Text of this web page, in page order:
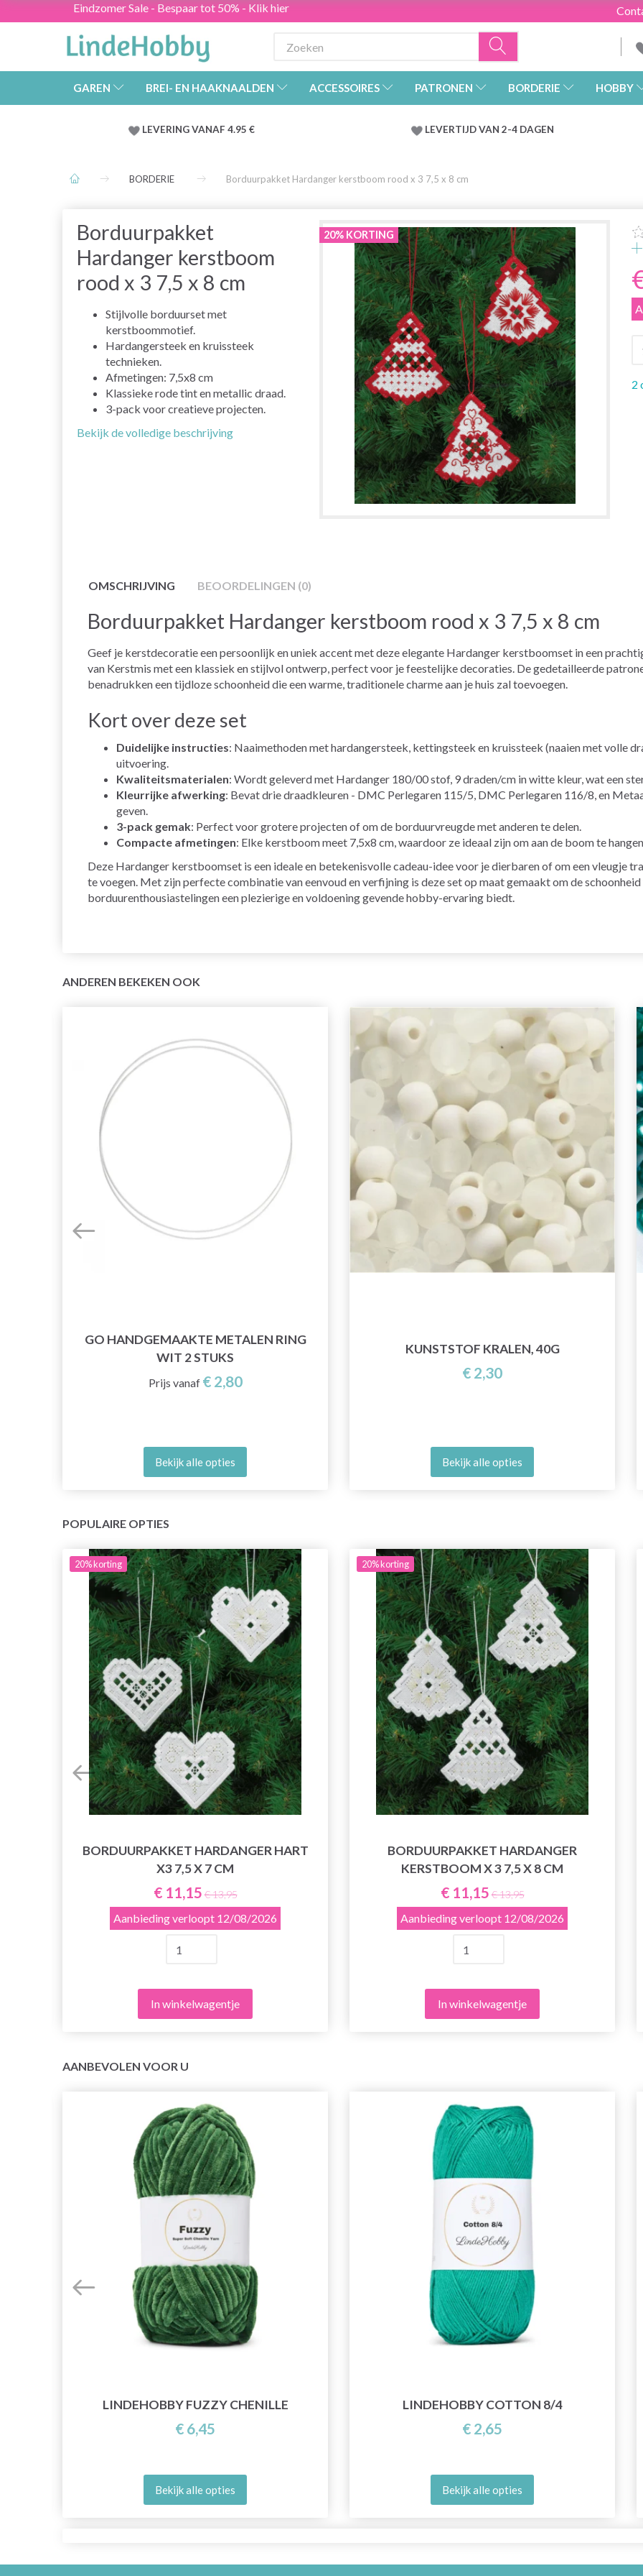
Eindzomer Sale - Bespaar tot 50% - Klik hier
GAREN BREI- EN HAAKNAALDEN ACCESSOIRES PATRONEN BORDERIE HOBBY
LEVERING VANAF 4.95 € LEVERTIJD VAN 2-4 DAGEN
BORDERIE Borduurpakket Hardanger kerstboom rood x 3 7,5 x 8 cm
Borduurpakket
Hardanger kerstboom
rood x 3 7,5 x 8 cm
Stijlvolle borduurset met
kerstboommotief.
Hardangersteek en kruissteek
technieken.
Afmetingen: 7,5x8 cm
Klassieke rode tint en metallic draad.
3-pack voor creatieve projecten.
Bekijk de volledige beschrijving
20% KORTING
2
OMSCHRIJVING BEOORDELINGEN (0)
Borduurpakket Hardanger kerstboom rood x 3 7,5 x 8 cm
Geef je kerstdecoratie een persoonlijk en uniek accent met deze elegante Hardanger kerstboomset in een
van Kerstmis met een klassiek en stijlvol ontwerp, perfect voor je feestelijke decoraties. De gedetailleerde
benadrukken een tijdloze schoonheid die een warme, traditionele charme aan je huis zal toevoegen.
Kort over deze set
Duidelijke instructies: Naaimethoden met hardangersteek, kettingsteek en kruissteek (naaien met volle
uitvoering.
Kwaliteitsmaterialen: Wordt geleverd met Hardanger 180/00 stof, 9 draden/cm in witte kleur, wat een
Kleurrijke afwerking: Bevat drie draadkleuren - DMC Perlegaren 115/5, DMC Perlegaren 116/8, en
geven.
3-pack gemak: Perfect voor grotere projecten of om de borduurvreugde met anderen te delen.
Compacte afmetingen: Elke kerstboom meet 7,5x8 cm, waardoor ze ideaal zijn om aan de boom te
Deze Hardanger kerstboomset is een ideale en betekenisvolle cadeau-idee voor je dierbaren of om een vleugje
te voegen. Met zijn perfecte combinatie van eenvoud en verfijning is deze set op maat gemaakt om de
borduurenthousiastelingen een plezierige en voldoening gevende hobby-ervaring biedt.
ANDEREN BEKEKEN OOK
GO HANDGEMAAKTE METALEN RING
WIT 2 STUKS
Prijs vanaf € 2,80
Bekijk alle opties
KUNSTSTOF KRALEN, 40G
€ 2,30
Bekijk alle opties
POPULAIRE OPTIES
20%korting
BORDUURPAKKET HARDANGER HART
X3 7,5 X 7 CM
€ 11,15 € 13,95
Aanbieding verloopt 12/08/2026
In winkelwagentje
20%korting
BORDUURPAKKET HARDANGER
KERSTBOOM X 3 7,5 X 8 CM
€ 11,15 € 13,95
Aanbieding verloopt 12/08/2026
In winkelwagentje
AANBEVOLEN VOOR U
LINDEHOBBY FUZZY CHENILLE
€ 6,45
Bekijk alle opties
LINDEHOBBY COTTON 8/4
€ 2,65
Bekijk alle opties